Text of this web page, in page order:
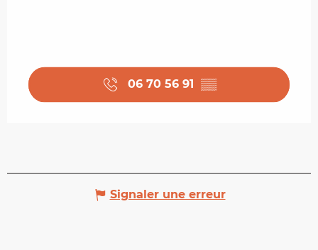
06 70 56 91 ▒▒
Signaler une erreur